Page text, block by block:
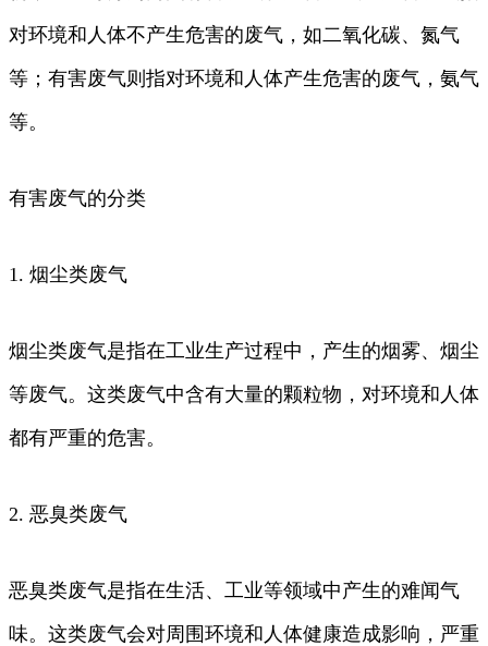
对环境和人体不产生危害的废气，如二氧化碳、氮气
等；有害废气则指对环境和人体产生危害的废气，氨气
等。
有害废气的分类
1. 烟尘类废气
烟尘类废气是指在工业生产过程中，产生的烟雾、烟尘
等废气。这类废气中含有大量的颗粒物，对环境和人体
都有严重的危害。
2. 恶臭类废气
恶臭类废气是指在生活、工业等领域中产生的难闻气
味。这类废气会对周围环境和人体健康造成影响，严重